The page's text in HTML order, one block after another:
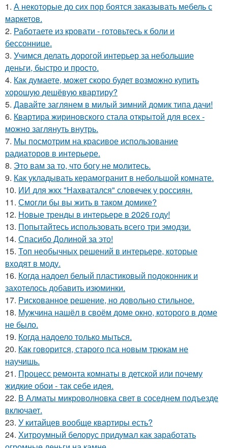
1. А некоторые до сих пор боятся заказывать мебель с
маркетов.
2. Работаете из кровати - готовьтесь к боли и
бессоннице.
3. Учимся делать дорогой интерьер за небольшие
деньги, быстро и просто.
4. Как думаете, может скоро будет возможно купить
хорошую дешёвую квартиру?
5. Давайте заглянем в милый зимний домик типа дачи!
6. Квартира жириновского стала открытой для всех -
можно заглянуть внутрь.
7. Мы посмотрим на красивое использование
радиаторов в интерьере.
8. Это вам за то, что богу не молитесь.
9. Как укладывать керамогранит в небольшой комнате.
10. ИИ для жкх "Нахватался" словечек у россиян.
11. Смогли бы вы жить в таком домике?
12. Новые тренды в интерьере в 2026 году!
13. Попытайтесь использовать всего три эмодзи.
14. Спасибо Долиной за это!
15. Топ необычных решений в интерьере, которые
входят в моду.
16. Когда надоел белый пластиковый подоконник и
захотелось добавить изюминки.
17. Рискованное решение, но довольно стильное.
18. Мужчина нашёл в своём доме окно, которого в доме
не было.
19. Когда надоело только мыться.
20. Как говорится, старого пса новым трюкам не
научишь.
21. Процесс ремонта комнаты в детской или почему
жидкие обои - так себе идея.
22. В Алматы микроволновка свет в соседнем подъезде
включает.
23. У китайцев вообще квартиры есть?
24. Хитроумный белорус придумал как заработать